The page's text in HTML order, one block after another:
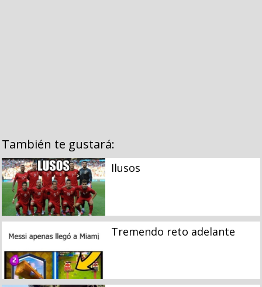
También te gustará:
Ilusos
Tremendo reto adelante